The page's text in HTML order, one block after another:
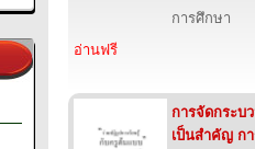
การศึกษา
อ่านฟรี
การจัดกระบ
เป็นสำคัญ ก